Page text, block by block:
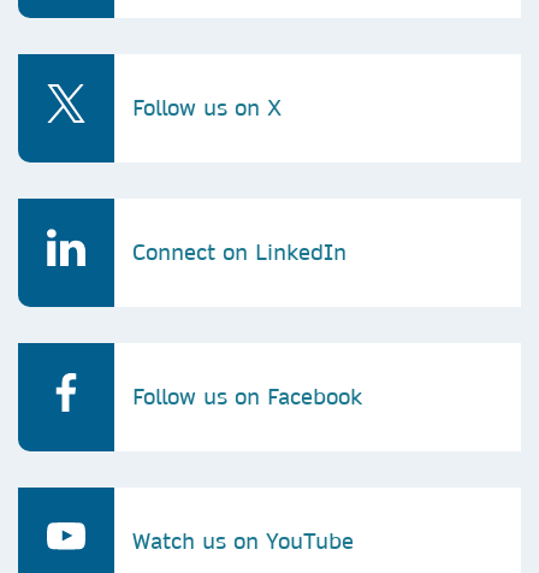
Follow us on X
Connect on LinkedIn
Follow us on Facebook
Watch us on YouTube